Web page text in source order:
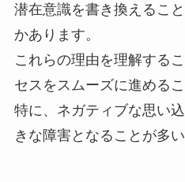
潜在意識を書き換えるこ
かあります。
これらの理由を理解する
セスをスムーズに進める
特に、ネガティブな思い
きな障害となることが多い